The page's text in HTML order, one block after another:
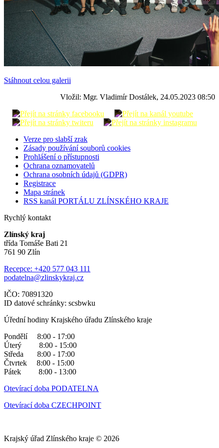
Stáhnout celou galerii
Vložil: Mgr. Vladimír Dostálek, 24.05.2023 08:50
Verze pro slabší zrak
Zásady používání souborů cookies
Prohlášení o přístupnosti
Ochrana oznamovatelů
Ochrana osobních údajů (GDPR)
Registrace
Mapa stránek
RSS kanál PORTÁLU ZLÍNSKÉHO KRAJE
Rychlý kontakt
Zlínský kraj
třída Tomáše Bati 21
761 90 Zlín
Recepce: +420 577 043 111
podatelna@zlinskykraj.cz
IČO: 70891320
ID datové schránky: scsbwku
Úřední hodiny Krajského úřadu Zlínského kraje
Pondělí 8:00 - 17:00
Úterý 8:00 - 15:00
Středa 8:00 - 17:00
Čtvrtek 8:00 - 15:00
Pátek 8:00 - 13:00
Otevírací doba PODATELNA
Otevírací doba CZECHPOINT
Krajský úřad Zlínského kraje © 2026